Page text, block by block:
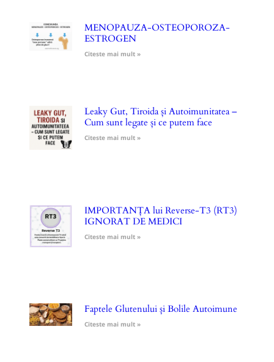
MENOPAUZA-OSTEOPOROZA-
ESTROGEN
Citeste mai mult »
Leaky Gut, Tiroida și Autoimunitatea –
Cum sunt legate și ce putem face
Citeste mai mult »
IMPORTANȚA lui Reverse-T3 (RT3)
IGNORAT DE MEDICI
Citeste mai mult »
Faptele Glutenului și Bolile Autoimune
Citeste mai mult »